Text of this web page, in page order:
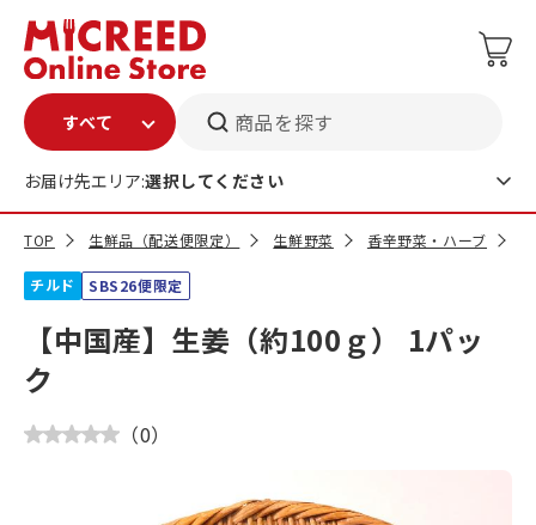
商品を探す
お届け先エリア:選択してください
TOP 生鮮品（配送便限定） 生鮮野菜 香辛野菜・ハーブ
チルド SBS26便限定
【中国産】生姜（約100ｇ） 1パッ
ク
（0）